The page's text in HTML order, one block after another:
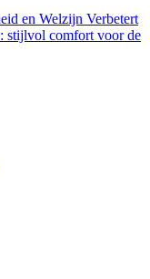
en Welzijn Verbetert
stijlvol comfort voor de